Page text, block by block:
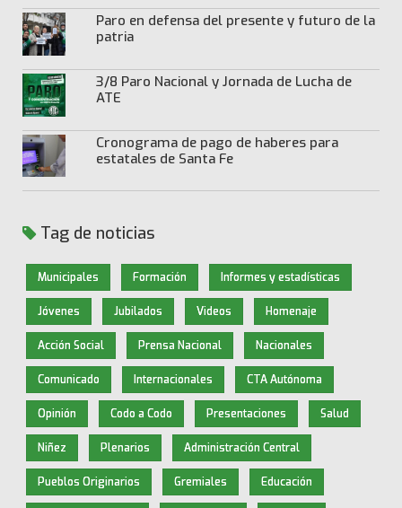
Paro en defensa del presente y futuro de la
patria
3/8 Paro Nacional y Jornada de Lucha de
ATE
Cronograma de pago de haberes para
estatales de Santa Fe
Tag de noticias
Municipales Formación Informes y estadísticas
Jóvenes Jubilados Videos Homenaje
Acción Social Prensa Nacional Nacionales
Comunicado Internacionales CTA Autónoma
Opinión Codo a Codo Presentaciones Salud
Niñez Plenarios Administración Central
Pueblos Originarios Gremiales Educación